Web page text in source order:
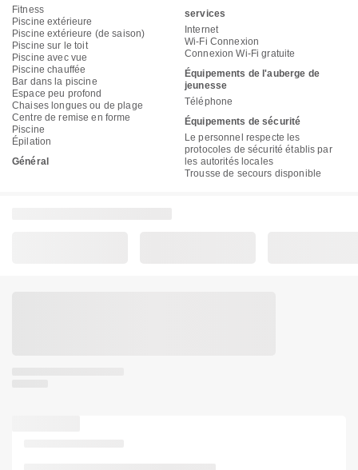
Fitness
Piscine extérieure
Piscine extérieure (de saison)
Piscine sur le toit
Piscine avec vue
Piscine chauffée
Bar dans la piscine
Espace peu profond
Chaises longues ou de plage
Centre de remise en forme
Piscine
Épilation
Général
services
Internet
Wi-Fi Connexion
Connexion Wi-Fi gratuite
Équipements de l'auberge de
jeunesse
Téléphone
Équipements de sécurité
Le personnel respecte les
protocoles de sécurité établis par
les autorités locales
Trousse de secours disponible